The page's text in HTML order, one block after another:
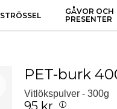
STRÖSSEL
GÅVOR OCH
PRESENTER
PET-burk
Vitlökspulver - 300g
95 kr